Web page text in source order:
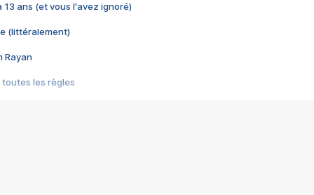
13 ans (et vous l'avez ignoré)
(littéralement)
Rayan
toutes les règles